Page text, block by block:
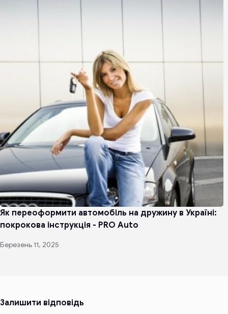
Як переоформити автомобіль на дружину в Україні:
покрокова інструкція - PRO Auto
Березень 11, 2025
Залишити відповідь